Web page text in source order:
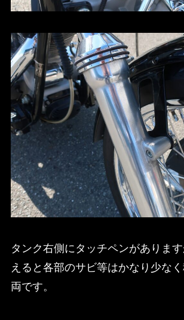
タンク右側にタッチペンがありま
えると各部のサビ等はかなり少な
両です。